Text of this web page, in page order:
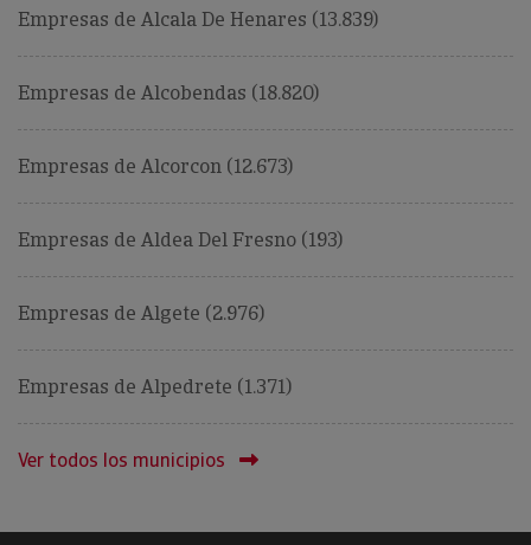
Empresas de Alcala De Henares (13.839)
Empresas de Alcobendas (18.820)
Empresas de Alcorcon (12.673)
Empresas de Aldea Del Fresno (193)
Empresas de Algete (2.976)
Empresas de Alpedrete (1.371)
Ver todos los municipios